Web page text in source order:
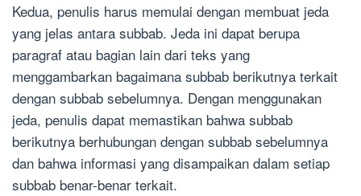
Kedua, penulis harus memulai dengan membuat jeda
yang jelas antara subbab. Jeda ini dapat berupa
paragraf atau bagian lain dari teks yang
menggambarkan bagaimana subbab berikutnya terkait
dengan subbab sebelumnya. Dengan menggunakan
jeda, penulis dapat memastikan bahwa subbab
berikutnya berhubungan dengan subbab sebelumnya
dan bahwa informasi yang disampaikan dalam setiap
subbab benar-benar terkait.